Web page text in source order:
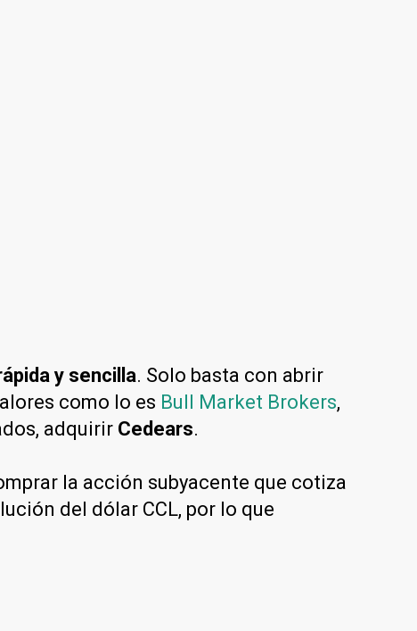
y sencilla. Solo basta con abrir
como lo es Bull Market Brokers,
adquirir Cedears.
la acción subyacente que cotiza
del dólar CCL, por lo que